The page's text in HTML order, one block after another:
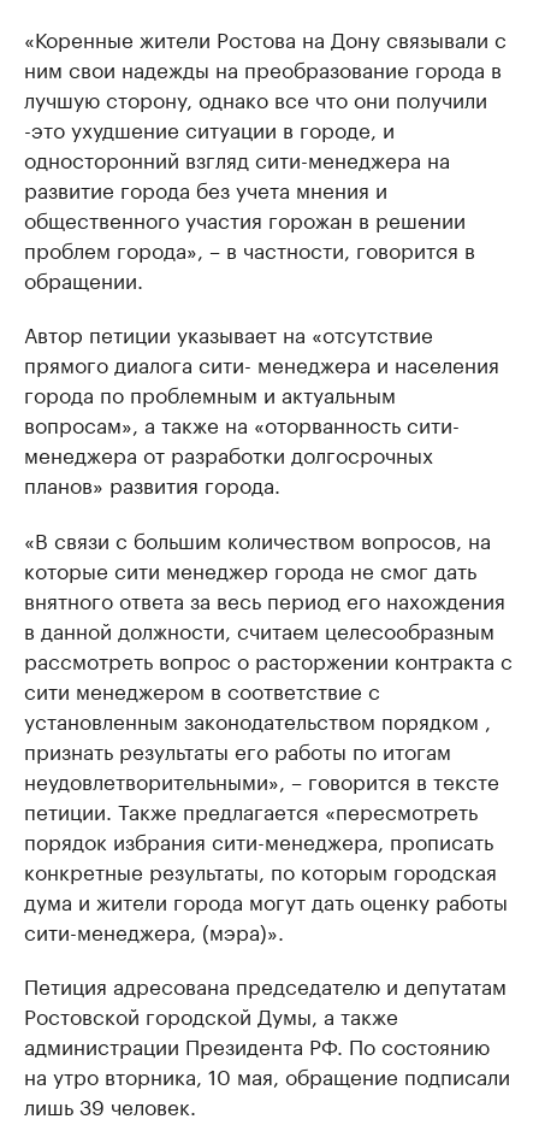
«Коренные жители Ростова на Дону связывали с
ним свои надежды на преобразование города в
лучшую сторону, однако все что они получили
-это ухудшение ситуации в городе, и
односторонний взгляд сити-менеджера на
развитие города без учета мнения и
общественного участия горожан в решении
проблем города», – в частности, говорится в
обращении.
Автор петиции указывает на «отсутствие
прямого диалога сити- менеджера и населения
города по проблемным и актуальным
вопросам», а также на «оторванность сити-
менеджера от разработки долгосрочных
планов» развития города.
«В связи с большим количеством вопросов, на
которые сити менеджер города не смог дать
внятного ответа за весь период его нахождения
в данной должности, считаем целесообразным
рассмотреть вопрос о расторжении контракта с
сити менеджером в соответствие с
установленным законодательством порядком ,
признать результаты его работы по итогам
неудовлетворительными», – говорится в тексте
петиции. Также предлагается «пересмотреть
порядок избрания сити-менеджера, прописать
конкретные результаты, по которым городская
дума и жители города могут дать оценку работы
сити-менеджера, (мэра)».
Петиция адресована председателю и депутатам
Ростовской городской Думы, а также
администрации Президента РФ. По состоянию
на утро вторника, 10 мая, обращение подписали
лишь 39 человек.